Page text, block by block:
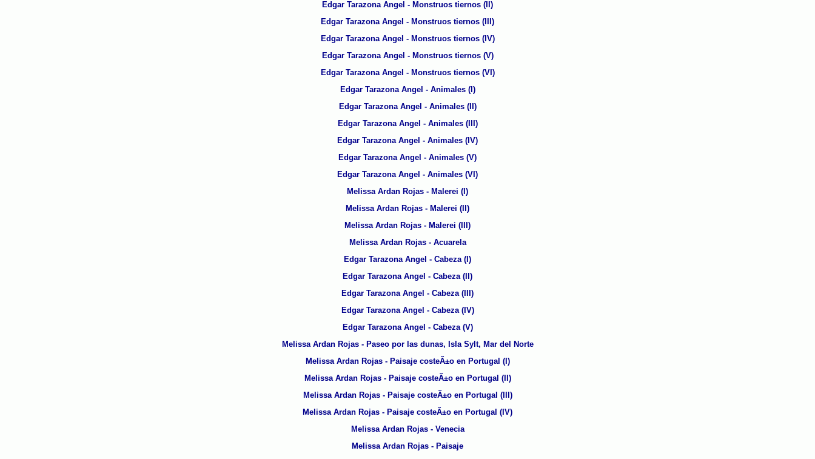
Edgar Tarazona Angel - Monstruos tiernos (II)
Edgar Tarazona Angel - Monstruos tiernos (III)
Edgar Tarazona Angel - Monstruos tiernos (IV)
Edgar Tarazona Angel - Monstruos tiernos (V)
Edgar Tarazona Angel - Monstruos tiernos (VI)
Edgar Tarazona Angel - Animales (I)
Edgar Tarazona Angel - Animales (II)
Edgar Tarazona Angel - Animales (III)
Edgar Tarazona Angel - Animales (IV)
Edgar Tarazona Angel - Animales (V)
Edgar Tarazona Angel - Animales (VI)
Melissa Ardan Rojas - Malerei (I)
Melissa Ardan Rojas - Malerei (II)
Melissa Ardan Rojas - Malerei (III)
Melissa Ardan Rojas - Acuarela
Edgar Tarazona Angel - Cabeza (I)
Edgar Tarazona Angel - Cabeza (II)
Edgar Tarazona Angel - Cabeza (III)
Edgar Tarazona Angel - Cabeza (IV)
Edgar Tarazona Angel - Cabeza (V)
Melissa Ardan Rojas - Paseo por las dunas, Isla Sylt, Mar del Norte
Melissa Ardan Rojas - Paisaje costeÃ±o en Portugal (I)
Melissa Ardan Rojas - Paisaje costeÃ±o en Portugal (II)
Melissa Ardan Rojas - Paisaje costeÃ±o en Portugal (III)
Melissa Ardan Rojas - Paisaje costeÃ±o en Portugal (IV)
Melissa Ardan Rojas - Venecia
Melissa Ardan Rojas - Paisaje